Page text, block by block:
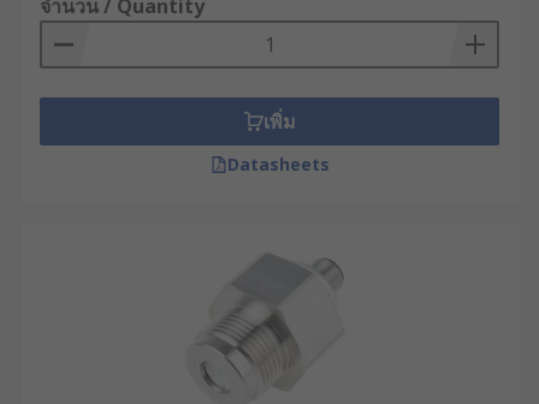
เซ็นเซอร์วัดแรงดัน หรืออุปกรณ์ตรวจวัดแรงดัน
สามารถนำไปใช้งานได้ในหลากหลายอุตสาหกรรม ไม่
อุตสาหกรรมทางทะเล โดยในแต่ละอุตสาหกรรมอาจ
เรียกเซ็นเซอร์วัดแรงดันด้วยชื่อที่ต่างกันไป เช่น สวิตช์
ความดันสำหรับวัดแรงดันของปั๊มน้ำหรือปั๊มลม
ดันให้เหมาะกับการใช้งาน
การเลือกเซ็นเซอร์วัดแรงดันให้เหมาะกับการนำไปใช้
ควรพิจารณาจากปัจจัยเหล่านี้
จำนวน / Quantity
เพิ่ม
Datasheets